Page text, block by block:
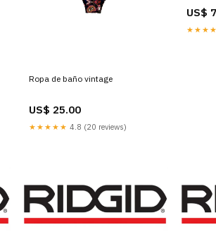
Ropa de baño vintage
US$ 25.00
★★★★★ 4.8 (20 reviews)
US$